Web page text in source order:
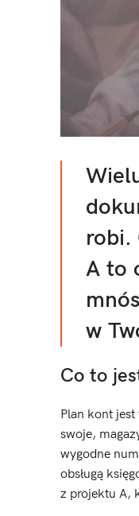
robi.
A to
w
Co to
Plan kont
swoje,
wygodne
obsługą
z projektu A,